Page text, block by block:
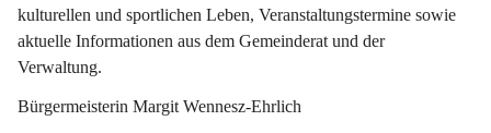
kulturellen und sportlichen Leben, Veranstaltungstermine sowie
aktuelle Informationen aus dem Gemeinderat und der
Verwaltung.
Bürgermeisterin Margit Wennesz-Ehrlich